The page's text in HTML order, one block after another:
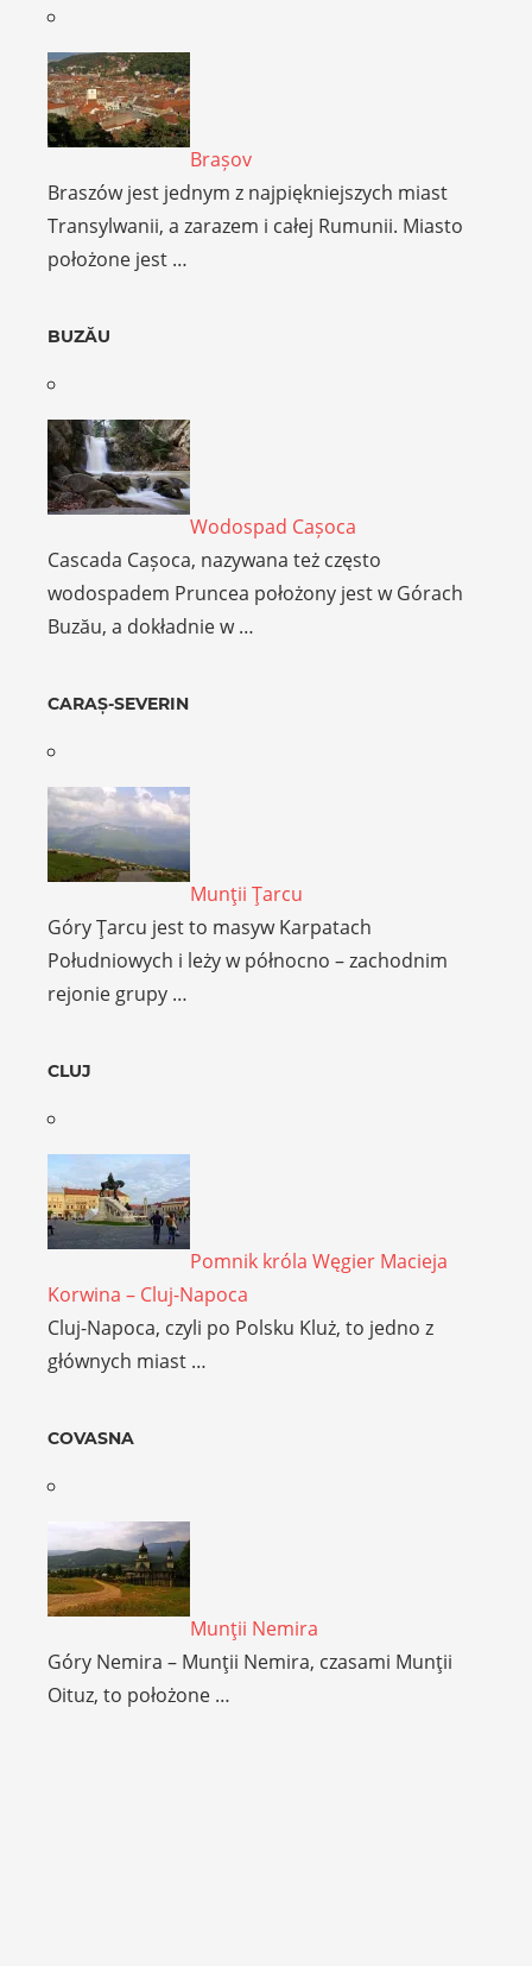
Brașov
Braszów jest jednym z najpiękniejszych miast
Transylwanii, a zarazem i całej Rumunii. Miasto
położone jest …
BUZĂU
Wodospad Cașoca
Cascada Cașoca, nazywana też często
wodospadem Pruncea położony jest w Górach
Buzău, a dokładnie w …
CARAȘ-SEVERIN
Munţii Ţarcu
Góry Ţarcu jest to masyw Karpatach
Południowych i leży w północno – zachodnim
rejonie grupy …
CLUJ
Pomnik króla Węgier Macieja
Korwina – Cluj-Napoca
Cluj-Napoca, czyli po Polsku Kluż, to jedno z
głównych miast …
COVASNA
Munţii Nemira
Góry Nemira – Munţii Nemira, czasami Munţii
Oituz, to położone …